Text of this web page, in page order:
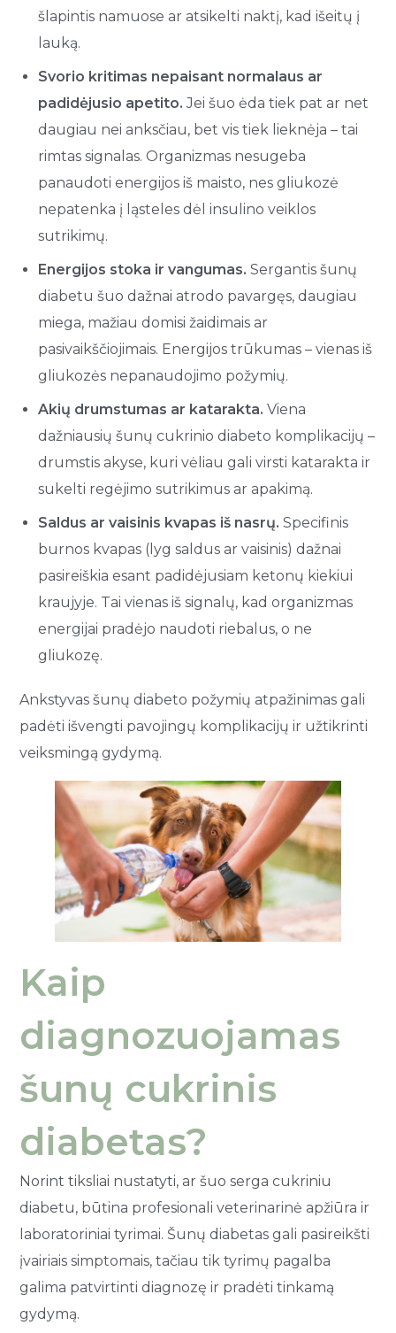
šlapintis namuose ar atsikelti naktį, kad išeitų į
lauką.
Svorio kritimas nepaisant normalaus ar
padidėjusio apetito.Jei šuo ėda tiek pat ar net
daugiau nei anksčiau, bet vis tiek lieknėja – tai
rimtas signalas. Organizmas nesugeba
panaudoti energijos iš maisto, nes gliukozė
nepatenka į ląsteles dėl insulino veiklos
sutrikimų.
Energijos stoka ir vangumas.Sergantis šunų
diabetu šuo dažnai atrodo pavargęs, daugiau
miega, mažiau domisi žaidimais ar
pasivaikščiojimais. Energijos trūkumas – vienas iš
gliukozės nepanaudojimo požymių.
Akių drumstumas ar katarakta.Viena
dažniausių šunų cukrinio diabeto komplikacijų –
drumstis akyse, kuri vėliau gali virsti katarakta ir
sukelti regėjimo sutrikimus ar apakimą.
Saldus ar vaisinis kvapas iš nasrų. Specifinis
burnos kvapas (lyg saldus ar vaisinis) dažnai
pasireiškia esant padidėjusiam ketonų kiekiui
kraujyje. Tai vienas iš signalų, kad organizmas
energijai pradėjo naudoti riebalus, o ne
gliukozę.
Ankstyvas šunų diabeto požymių atpažinimas gali
padėti išvengti pavojingų komplikacijų ir užtikrinti
veiksmingą gydymą.
Kaip
diagnozuojamas
šunų cukrinis
diabetas?
Norint tiksliai nustatyti, ar šuo serga cukriniu
diabetu, būtina profesionali veterinarinė apžiūra ir
laboratoriniai tyrimai. Šunų diabetas gali pasireikšti
įvairiais simptomais, tačiau tik tyrimų pagalba
galima patvirtinti diagnozę ir pradėti tinkamą
gydymą.